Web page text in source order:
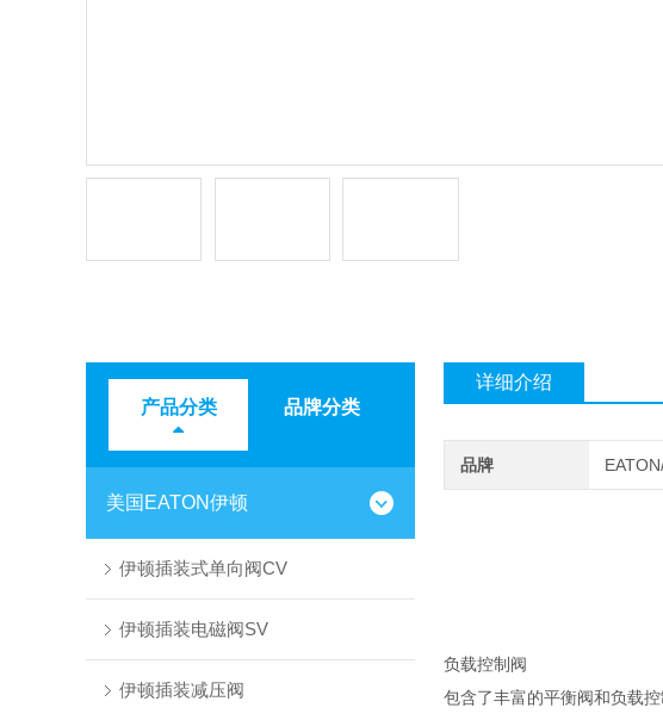
产品分类 品牌分类
美国EATON伊顿
伊顿插装式单向阀CV
伊顿插装电磁阀SV
伊顿插装减压阀
详细介绍
品牌
负载控制阀
包含了丰富的平衡阀和负载